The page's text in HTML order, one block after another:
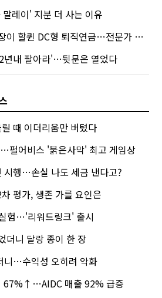
레이' 지분 더 사는 이유
할퀸 DC형 퇴직연금…전문가 조언은
년내 팔아라'…뒷문은 열었다
때 이더리움만 버텼다
펄어비스 '붉은사막' 최고 게임상
시행…손실 나도 세금 낸다고?
평가, 생존 가를 요인은
험…'리워드링크' 출시
더니 달랑 종이 한 장
니…수익성 오히려 악화
67%↑…AIDC 매출 92% 급증